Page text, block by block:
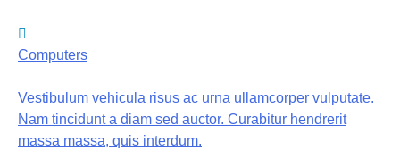
Computers
Vestibulum vehicula risus ac urna ullamcorper vulputate.
Nam tincidunt a diam sed auctor. Curabitur hendrerit
massa massa, quis interdum.